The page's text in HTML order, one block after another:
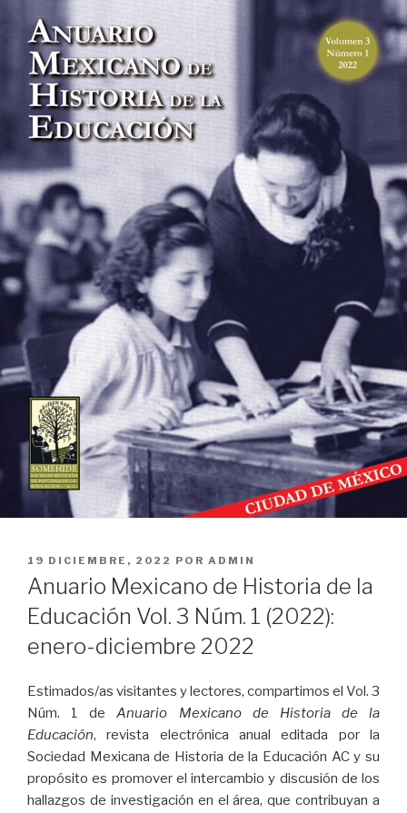
PUBLICADO
EL
19 DICIEMBRE, 2022 POR ADMIN
Anuario Mexicano de Historia de la
Educación Vol. 3 Núm. 1 (2022):
enero-diciembre 2022
Estimados/as visitantes y lectores, compartimos el Vol. 3
Núm. 1 deAnuario Mexicano de Historia de la
Educación, revista electrónica anual editada por la
Sociedad Mexicana de Historia de la Educación AC y su
propósito es promover el intercambio y discusión de los
hallazgos de investigación en el área, que contribuyan a